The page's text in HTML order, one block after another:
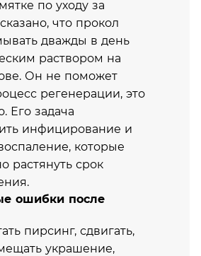
по уходу за
что прокол
дважды в день
раствором на
Он не поможет
регенерации, это
Его задача
инфицирование и
которые
растянуть срок
ошибки после
пирсинг, сдвигать,
украшение,